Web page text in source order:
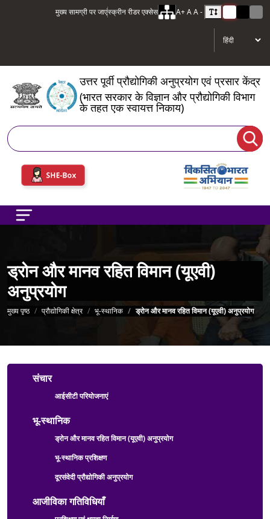
मुख्य सामग्री पर जाएंस्क्रीन रीडर एक्सेस A+AA -
उत्तर पूर्वी प्रौद्योगिकी अनुप्रयोग एवं प्रसार केंद्र
(भारत सरकार के विज्ञान और प्रौद्योगिकी विभाग
के तहत एक स्वायत्त निकाय)
खोज
ड्रोन और मानव रहित विमान (यूएवी)
अनुप्रयोग
पग चिन्ह
मुख्य पृष्ठ प्रौद्योगिकी क्षेत्र भू-स्थानिक ड्रोन और मानव रहित विमान (यूएवी) अनुप्रयोग
Technology Sector Menu
संचार
आईसीटी परियोजनाएं
भू-स्थानिक
ड्रोन और मानव रहित विमान (यूएवी) अनुप्रयोग
भू-स्थानिक प्रशिक्षण
दूरसंवेदी प्रौद्योगिकी अनुप्रयोग
आजीविका गतिविधियाँ